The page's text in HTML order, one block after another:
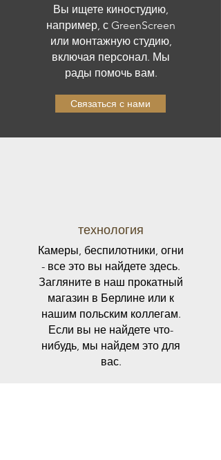
Вы ищете киностудию,
например, с GreenScreen
или монтажную студию,
включая персонал. Мы
рады помочь вам.
Связаться с нами
технология
Камеры, беспилотники, огни
- все это вы найдете здесь.
Загляните в наш прокатный
магазин в Берлине или к
нашим польским коллегам.
Если вы не найдете что-
нибудь, мы найдем это для
вас.